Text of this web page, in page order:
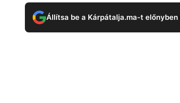
Állítsa be a Kárpátalja.ma-t